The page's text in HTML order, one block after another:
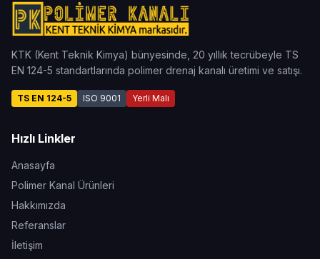
KTK (Kent Teknik Kimya) bünyesinde, 20 yıllık tecrübeyle TS
EN 124-5 standartlarında polimer drenaj kanalı üretimi ve satışı.
TS EN 124-5 ISO 9001 Yerli Malı
Hızlı Linkler
Anasayfa
Polimer Kanal Ürünleri
Hakkımızda
Referanslar
İletişim